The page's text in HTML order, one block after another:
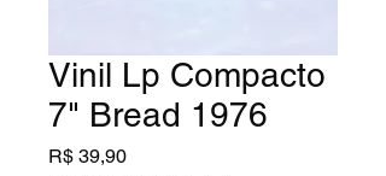
Vinil Lp Compacto
7" Bread 1976
R$ 39,90Preço